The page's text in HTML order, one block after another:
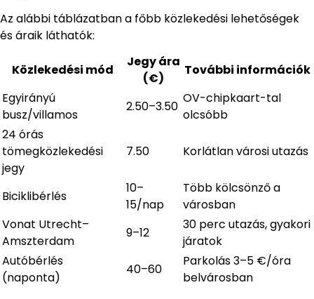
Az alábbi táblázatban a főbb közlekedési lehetőségek
és áraik láthatók:
Közlekedési mód
Jegy ára
(€)
További információk
Egyirányú
busz/villamos
2.50–3.50
OV-chipkaart-tal
olcsóbb
24 órás
tömegközlekedési
jegy
7.50 Korlátlan városi utazás
Biciklibérlés
10–
15/nap
Több kölcsönző a
városban
Vonat Utrecht–
Amszterdam
9–12
30 perc utazás, gyakori
járatok
Autóbérlés
(naponta)
40–60
Parkolás 3–5 €/óra
belvárosban